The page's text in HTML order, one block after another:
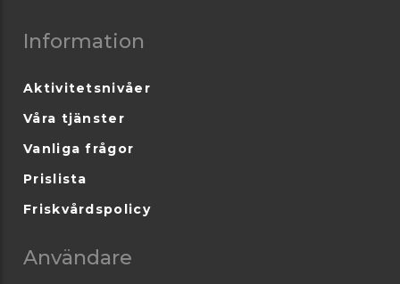
Information
Aktivitetsnivåer
Våra tjänster
Vanliga frågor
Prislista
Friskvårdspolicy
Användare